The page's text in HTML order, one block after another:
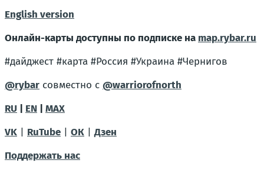
English version
Онлайн-карты доступны по подписке на map.rybar.ru
#дайджест #карта #Россия #Украина #Чернигов
@rybar совместно с @warriorofnorth
RU
EN
MAX
VK
RuTube ОК |Дзен
Поддержать нас